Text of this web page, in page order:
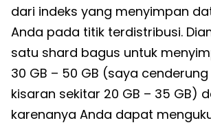
dari indeks yang menyimpan
Anda pada titik terdistribusi.
satu shard bagus untuk
30 GB – 50 GB (saya
kisaran sekitar 20 GB – 35 GB)
karenanya Anda dapat